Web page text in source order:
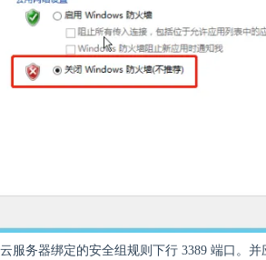
服务器绑定的安全组规则下行 3389 端口。并